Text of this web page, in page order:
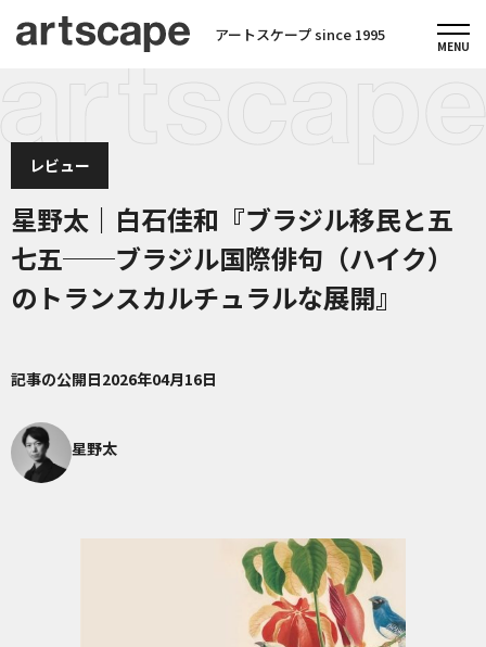
アートスケープ since 1995
レビュー
星野太｜白石佳和『ブラジル移民と五
七五──ブラジル国際俳句（ハイク）
のトランスカルチュラルな展開』
記事の公開日2026年04月16日
星野太